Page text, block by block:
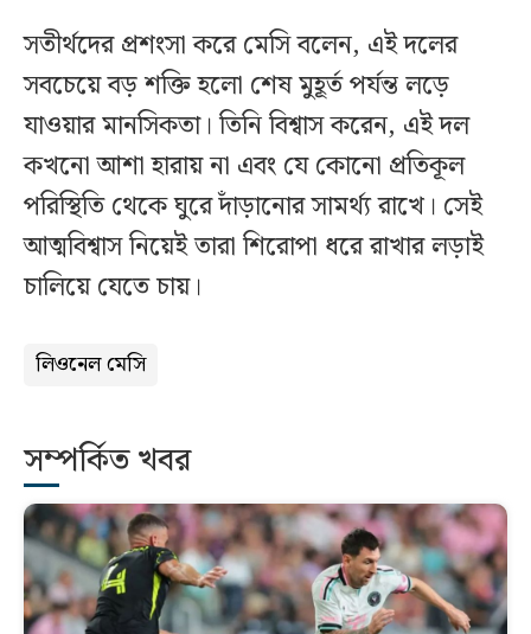
সতীর্থদের প্রশংসা করে মেসি বলেন, এই দলের
সবচেয়ে বড় শক্তি হলো শেষ মুহূর্ত পর্যন্ত লড়ে
যাওয়ার মানসিকতা। তিনি বিশ্বাস করেন, এই দল
কখনো আশা হারায় না এবং যে কোনো প্রতিকূল
পরিস্থিতি থেকে ঘুরে দাঁড়ানোর সামর্থ্য রাখে। সেই
আত্মবিশ্বাস নিয়েই তারা শিরোপা ধরে রাখার লড়াই
চালিয়ে যেতে চায়।
লিওনেল মেসি
সম্পর্কিত খবর